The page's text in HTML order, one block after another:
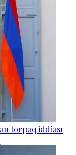
torpaq iddiası